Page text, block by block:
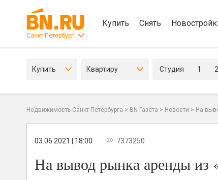
Санкт-Петербург
Купить Снять
Купить Квартиру Студия 1 2
Недвижимость Санкт-Петербурга > BN Газета > Новости > На
03.06.2021 | 18:00 7373250
На вывод рынка аренды из